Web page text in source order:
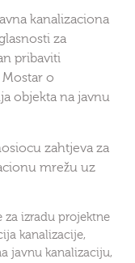
kanalizaciona
za
pribaviti
Mostar o
objekta na javnu
zahtjeva za
mrežu uz
za izradu projektne
kanalizacije,
javnu kanalizaciju,